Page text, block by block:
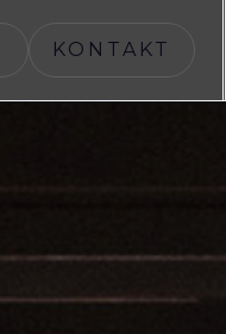
KONTAKT